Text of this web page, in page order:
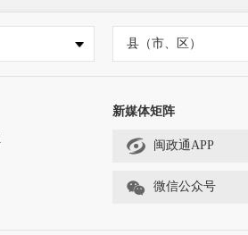
县（市、区）
新媒体矩阵
闽政通APP
微信公众号